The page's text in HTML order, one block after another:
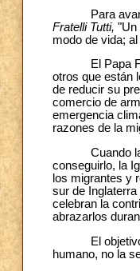
Para avanzar
Fratelli Tutti, "Un
modo de vida;
El Papa
otros que están
de reducir su
comercio de
emergencia
razones de la
Cuando la
conseguirlo, la
los migrantes y
sur de
celebran la
abrazarlos
El objetivo de
humano, no la